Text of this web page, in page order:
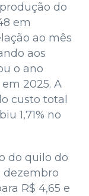
do
em
ao mês
aos
o ano
2025. A
custo total
1,71% no
do quilo do
dezembro
R$ 4,65 e